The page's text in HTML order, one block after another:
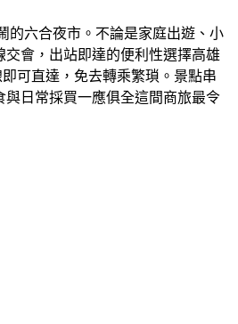
的六合夜市。不論是家庭出遊、小
會，出站即達的便利性​選擇高雄
可直達，免去轉乘繁瑣。​景點串
日常採買一應俱全​這間商旅最令